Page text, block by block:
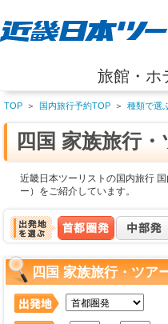
旅館・ホ
TOP ＞ 国内旅行予約TOP ＞ 種類で選
四国 家族旅行
近畿日本ツーリストの国内旅行
ー）をご紹介しています。
四国 家族旅行・ツア